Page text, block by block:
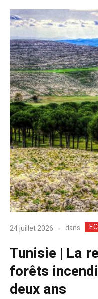
24 juillet 2026 dans
Tunisie | La
forêts
deux ans